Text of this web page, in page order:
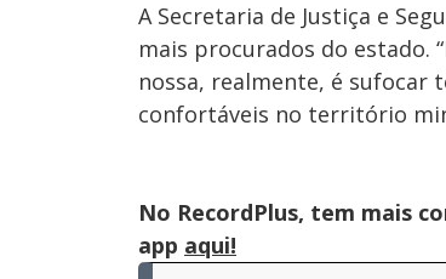
A Secretaria de Justiça e
mais procurados do estado.
nossa, realmente, é sufocar
confortáveis no território
No RecordPlus, tem mais
app aqui!